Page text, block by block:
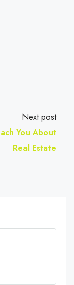
Next post
You About
Real Estate